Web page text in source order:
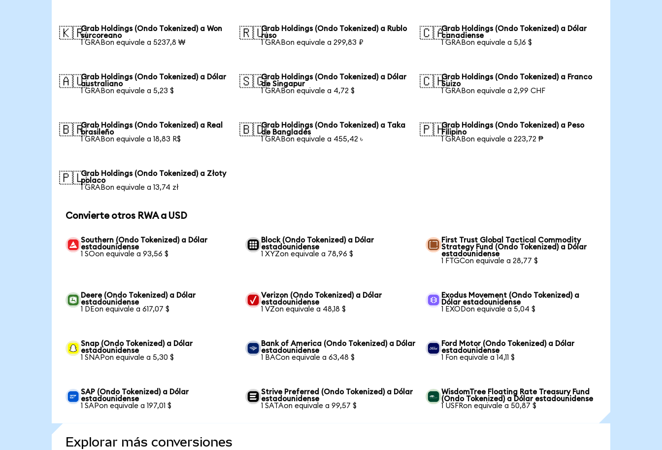
🇰🇷Grab Holdings (Ondo Tokenized) a Won
surcoreano
1 GRABon equivale a 5237,8 ₩
🇷🇺Grab Holdings (Ondo Tokenized) a Rublo
ruso
1 GRABon equivale a 299,83 ₽
🇨🇦Grab Holdings (Ondo Tokenized) a Dólar
canadiense
1 GRABon equivale a 5,16 $
🇦🇺Grab Holdings (Ondo Tokenized) a Dólar
australiano
1 GRABon equivale a 5,23 $
🇸🇬Grab Holdings (Ondo Tokenized) a Dólar
de Singapur
1 GRABon equivale a 4,72 $
🇨🇭Grab Holdings (Ondo Tokenized) a Franco
Suizo
1 GRABon equivale a 2,99 CHF
🇧🇷Grab Holdings (Ondo Tokenized) a Real
brasileño
1 GRABon equivale a 18,83 R$
🇧🇩Grab Holdings (Ondo Tokenized) a Taka
de Bangladés
1 GRABon equivale a 455,42 ৳
🇵🇭Grab Holdings (Ondo Tokenized) a Peso
Filipino
1 GRABon equivale a 223,72 ₱
🇵🇱Grab Holdings (Ondo Tokenized) a Złoty
polaco
1 GRABon equivale a 13,74 zł
Convierte otros RWA a USD
Southern (Ondo Tokenized) a Dólar
estadounidense
1 SOon equivale a 93,56 $
Block (Ondo Tokenized) a Dólar
estadounidense
1 XYZon equivale a 78,96 $
First Trust Global Tactical Commodity
Strategy Fund (Ondo Tokenized) a Dólar
estadounidense
1 FTGCon equivale a 28,77 $
Deere (Ondo Tokenized) a Dólar
estadounidense
1 DEon equivale a 617,07 $
Verizon (Ondo Tokenized) a Dólar
estadounidense
1 VZon equivale a 48,18 $
Exodus Movement (Ondo Tokenized) a
Dólar estadounidense
1 EXODon equivale a 5,04 $
Snap (Ondo Tokenized) a Dólar
estadounidense
1 SNAPon equivale a 5,30 $
Bank of America (Ondo Tokenized) a Dólar
estadounidense
1 BACon equivale a 63,48 $
Ford Motor (Ondo Tokenized) a Dólar
estadounidense
1 Fon equivale a 14,11 $
SAP (Ondo Tokenized) a Dólar
estadounidense
1 SAPon equivale a 197,01 $
Strive Preferred (Ondo Tokenized) a Dólar
estadounidense
1 SATAon equivale a 99,57 $
WisdomTree Floating Rate Treasury Fund
(Ondo Tokenized) a Dólar estadounidense
1 USFRon equivale a 50,87 $
Explorar más conversiones